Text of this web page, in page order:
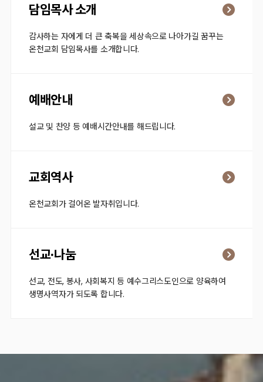
담임목사 소개
감사하는 자에게 더 큰 축복을 세상속으로 나아가길 꿈꾸는
온천교회 담임목사를 소개합니다.
예배안내
설교 및 찬양 등 예배시간안내를 해드립니다.
교회역사
온천교회가 걸어온 발자취입니다.
선교·나눔
선교, 전도, 봉사, 사회복지 등 예수그리스도인으로 양육하여
생명사역자가 되도록 합니다.